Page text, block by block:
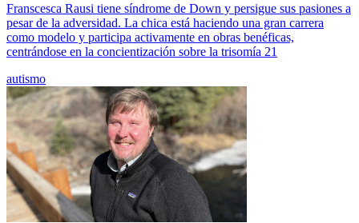
Franscesca Rausi tiene síndrome de Down y persigue sus pasiones a
pesar de la adversidad. La chica está haciendo una gran carrera
como modelo y participa activamente en obras benéficas,
centrándose en la concientización sobre la trisomía 21
autismo